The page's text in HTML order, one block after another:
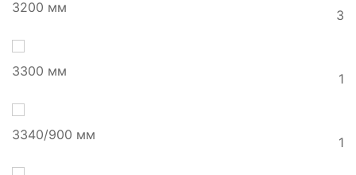
3200 мм 3
3300 мм 1
3340/900 мм 1